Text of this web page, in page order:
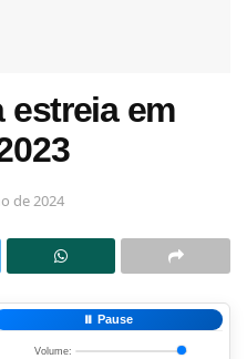
estreia em
de 2024
⏸️ Pause
Volume: